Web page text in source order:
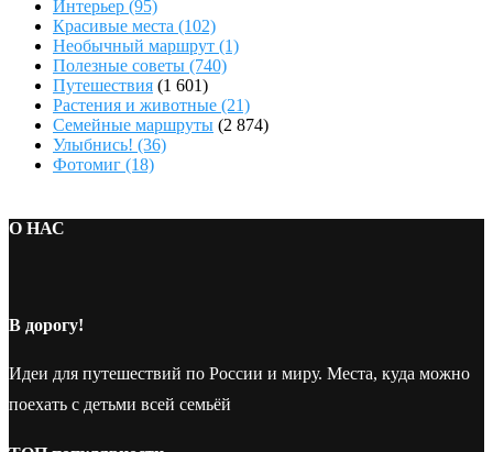
Интерьер (95)
Красивые места (102)
Необычный маршрут (1)
Полезные советы (740)
Путешествия (1 601)
Растения и животные (21)
Семейные маршруты (2 874)
Улыбнись! (36)
Фотомиг (18)
О НАС
В дорогу!
Идеи для путешествий по России и миру. Места, куда можно
поехать с детьми всей семьёй